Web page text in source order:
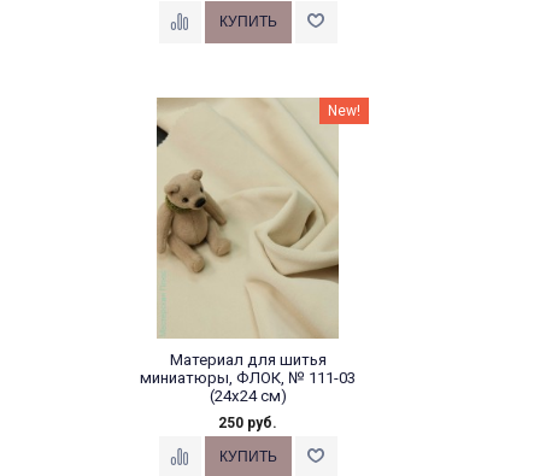
New!
Материал для шитья
миниатюры, ФЛОК, № 111-03
(24х24 см)
250 руб.